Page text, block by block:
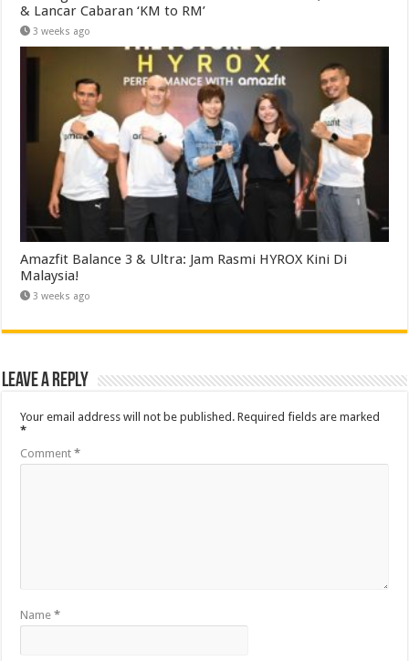
& Lancar Cabaran ‘KM to RM’
3 weeks ago
Amazfit Balance 3 & Ultra: Jam Rasmi HYROX Kini Di
Malaysia!
3 weeks ago
Leave a Reply
Your email address will not be published. Required fields are marked
*
Comment*
Name*